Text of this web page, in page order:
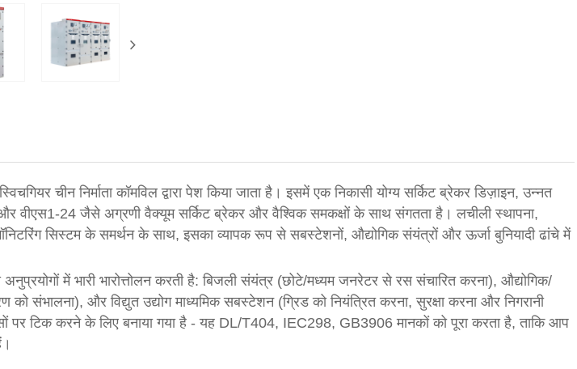
चीन निर्माता कॉमविल द्वारा पेश किया जाता है। इसमें एक निकासी योग्य सर्किट ब्रेकर डिज़ाइन, उन्नत
वीएस1-24 जैसे अग्रणी वैक्यूम सर्किट ब्रेकर और वैश्विक समकक्षों के साथ संगतता है। लचीली स्थापना,
सिस्टम के समर्थन के साथ, इसका व्यापक रूप से सबस्टेशनों, औद्योगिक संयंत्रों और ऊर्जा बुनियादी ढांचे में
में भारी भारोत्तोलन करती है: बिजली संयंत्र (छोटे/मध्यम जनरेटर से रस संचारित करना), औद्योगिक/
संभालना), और विद्युत उद्योग माध्यमिक सबस्टेशन (ग्रिड को नियंत्रित करना, सुरक्षा करना और निगरानी
टिक करने के लिए बनाया गया है - यह DL/T404, IEC298, GB3906 मानकों को पूरा करता है, ताकि आप